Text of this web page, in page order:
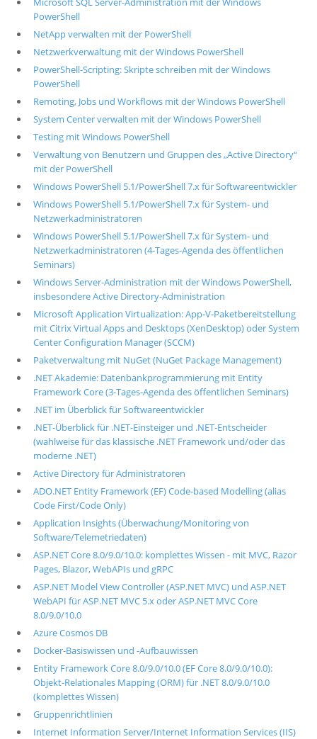
PowerShell
NetApp verwalten mit der PowerShell
Netzwerkverwaltung mit der Windows PowerShell
PowerShell-Scripting: Skripte schreiben mit der Windows
PowerShell
Remoting, Jobs und Workflows mit der Windows PowerShell
System Center verwalten mit der Windows PowerShell
Testing mit Windows PowerShell
Verwaltung von Benutzern und Gruppen des „Active Directory“
mit der PowerShell
Windows PowerShell 5.1/PowerShell 7.x für Softwareentwickler
Windows PowerShell 5.1/PowerShell 7.x für System- und
Netzwerkadministratoren
Windows PowerShell 5.1/PowerShell 7.x für System- und
Netzwerkadministratoren (4-Tages-Agenda des öffentlichen
Seminars)
Windows Server-Administration mit der Windows PowerShell,
insbesondere Active Directory-Administration
Microsoft Application Virtualization: App-V-Paketbereitstellung
mit Citrix Virtual Apps and Desktops (XenDesktop) oder System
Center Configuration Manager (SCCM)
Paketverwaltung mit NuGet (NuGet Package Management)
.NET Akademie: Datenbankprogrammierung mit Entity
Framework Core (3-Tages-Agenda des öffentlichen Seminars)
.NET im Überblick für Softwareentwickler
.NET-Überblick für .NET-Einsteiger und .NET-Entscheider
(wahlweise für das klassische .NET Framework und/oder das
moderne .NET)
Active Directory für Administratoren
ADO.NET Entity Framework (EF) Code-based Modelling (alias
Code First/Code Only)
Application Insights (Überwachung/Monitoring von
Software/Telemetriedaten)
ASP.NET Core 8.0/9.0/10.0: komplettes Wissen - mit MVC, Razor
Pages, Blazor, WebAPIs und gRPC
ASP.NET Model View Controller (ASP.NET MVC) und ASP.NET
WebAPI für ASP.NET MVC 5.x oder ASP.NET MVC Core
8.0/9.0/10.0
Azure Cosmos DB
Docker-Basiswissen und -Aufbauwissen
Entity Framework Core 8.0/9.0/10.0 (EF Core 8.0/9.0/10.0):
Objekt-Relationales Mapping (ORM) für .NET 8.0/9.0/10.0
(komplettes Wissen)
Gruppenrichtlinien
Internet Information Server/Internet Information Services (IIS)